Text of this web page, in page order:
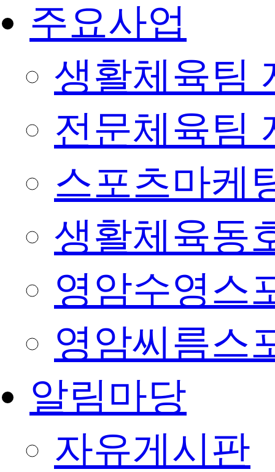
주요사업
생활체육팀
전문체육팀
스포츠마케
생활체육동
영암수영스
영암씨름스
알림마당
자유게시판